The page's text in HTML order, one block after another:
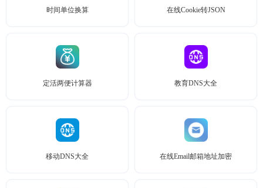
时间单位换算 在线Cookie转JSON
定活两便计算器 教育DNS大全
移动DNS大全 在线Email邮箱地址加密